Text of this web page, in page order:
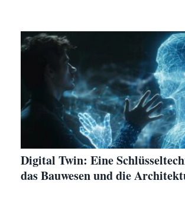
Digital Twin: Eine
das Bauwesen und die